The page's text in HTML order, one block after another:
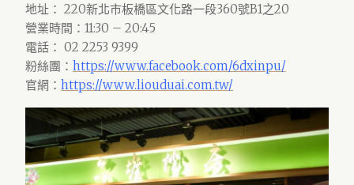
地址： 220新北市板橋區文化路一段360號B1之20
營業時間：11:30 – 20:45
電話： 02 2253 9399
粉絲團： https://www.facebook.com/6dxinpu/
官網： https://www.liouduai.com.tw/